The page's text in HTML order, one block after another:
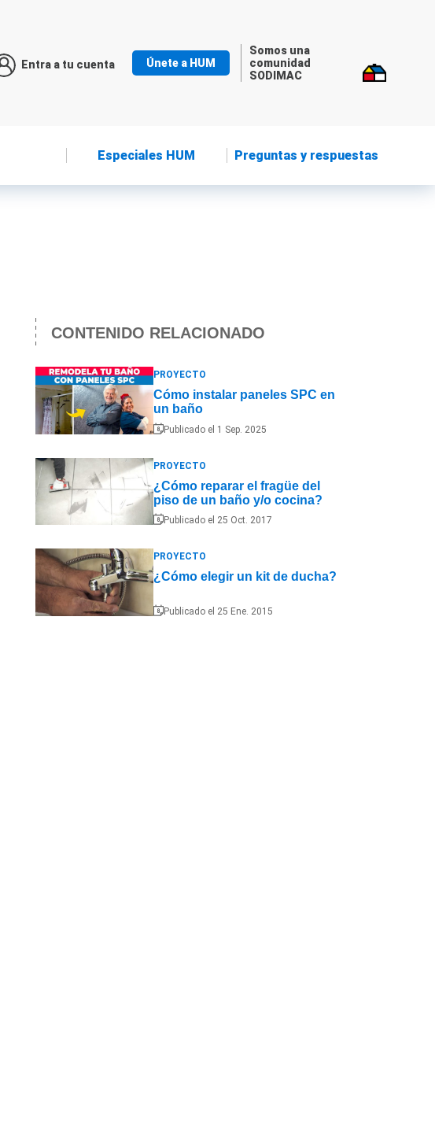
Entra a tu cuenta Únete a HUM
Somos una
comunidad
SODIMAC
Especiales HUM Preguntas y respuestas
CONTENIDO RELACIONADO
PROYECTO
Cómo instalar paneles SPC en
un baño
Publicado el 1 Sep. 2025
PROYECTO
¿Cómo reparar el fragüe del
piso de un baño y/o cocina?
Publicado el 25 Oct. 2017
PROYECTO
¿Cómo elegir un kit de ducha?
Publicado el 25 Ene. 2015